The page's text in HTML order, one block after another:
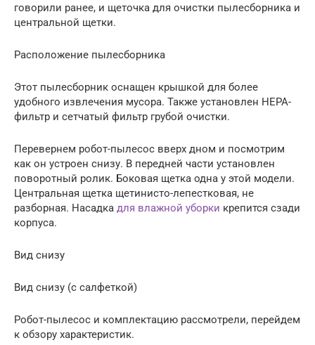
говорили ранее, и щеточка для очистки пылесборника и
центральной щетки.
Расположение пылесборника
Этот пылесборник оснащен крышкой для более
удобного извлечения мусора. Также установлен HEPA-
фильтр и сетчатый фильтр грубой очистки.
Перевернем робот-пылесос вверх дном и посмотрим
как он устроен снизу. В передней части установлен
поворотный ролик. Боковая щетка одна у этой модели.
Центральная щетка щетинисто-лепестковая, не
разборная. Насадка для влажной уборки крепится сзади
корпуса.
Вид снизу
Вид снизу (с салфеткой)
Робот-пылесос и комплектацию рассмотрели, перейдем
к обзору характеристик.